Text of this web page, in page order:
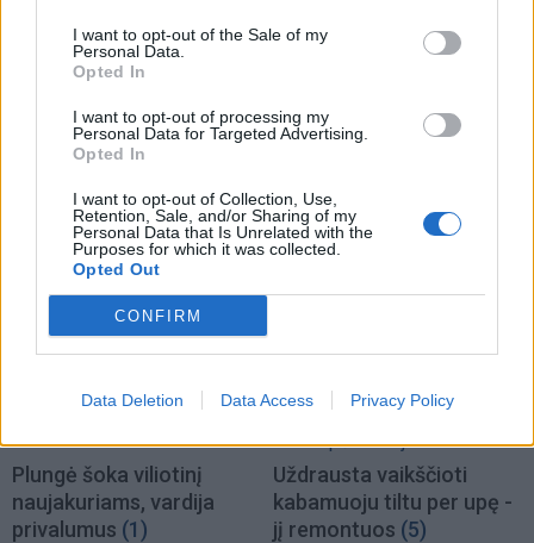
I want to opt-out of the Sale of my
Personal Data.
Opted In
I want to opt-out of processing my
Personal Data for Targeted Advertising.
Opted In
I want to opt-out of Collection, Use,
Retention, Sale, and/or Sharing of my
Personal Data that Is Unrelated with the
Purposes for which it was collected.
Opted Out
CONFIRM
Data Deletion Data Access Privacy Policy
Arvydas Vaitkus: Po
daugiau nei dvejų metų
Klaipėdos Atgimimo
aikštės(1)
Atgims du legendiniai
rajonus (1)
Lietuva
Plungė šoka viliotinį
naujakuriams, vardija
privalumus (1)
Klaipėdos rajonas
Uždrausta vaikščioti
kabamuoju tiltu per upę -
jį remontuos (5)